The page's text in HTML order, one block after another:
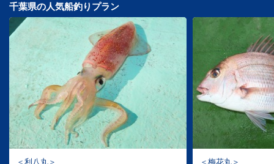
千葉県の人気船釣りプラン
利八丸 梅花丸